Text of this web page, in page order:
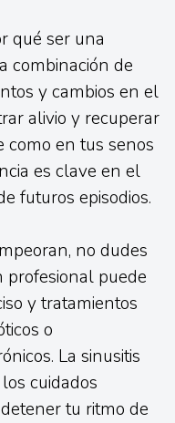
qué ser una
combinación de
y cambios en el
alivio y recuperar
en tus senos
es clave en el
futuros episodios.
no dudes
profesional puede
y tratamientos
o
La sinusitis
cuidados
tu ritmo de